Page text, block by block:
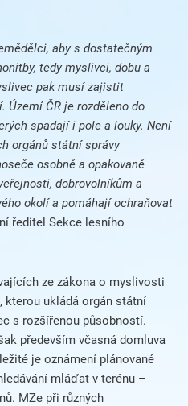
aby s dostatečným
tedy myslivci, dobu a
pak musí zajistit
Území ČR je rozděleno do
spadají i pole a louky. Není
orgánů státní správy
osobně a opakovaně
dobrovolníkům a
okolí a pomáhají ochraňovat
ředitel Sekce lesního
ze zákona o myslivosti
kterou ukládá orgán státní
s rozšířenou působností.
především včasná domluva
je oznámení plánované
mláďat v terénu –
MZe při různých